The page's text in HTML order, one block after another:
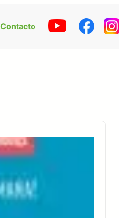
Contacto